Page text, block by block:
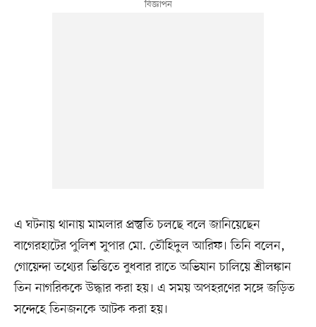
এ ঘটনায় থানায় মামলার প্রস্তুতি চলছে বলে জানিয়েছেন
বাগেরহাটের পুলিশ সুপার মো. তৌহিদুল আরিফ। তিনি বলেন,
গোয়েন্দা তথ্যের ভিত্তিতে বুধবার রাতে অভিযান চালিয়ে শ্রীলঙ্কান
তিন নাগরিককে উদ্ধার করা হয়। এ সময় অপহরণের সঙ্গে জড়িত
সন্দেহে তিনজনকে আটক করা হয়।